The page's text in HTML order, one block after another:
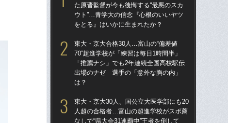
た原晋監督が今も後悔する“最悪のスカ
ウト”…青学大の信念『心根のいいヤツ
をとる』はいかに生まれたか？
東大・京大合格30人…富山の“偏差値
70”超進学校が「練習は毎日1時間半」
「推薦ナシ」でも2年連続全国高校駅伝
出場のナゼ 選手の「意外な胸の内」
は？
東大・京大30人、国公立大医学部にも20
人超の合格者…富山の超進学校がスポ薦
なしで“県大会31連覇中”王者を倒して